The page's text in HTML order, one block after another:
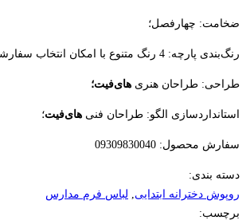
ضخامت: چهارفصل؛
رنگ‌بندی پارچه: 4 رنگ متنوع با امکان انتخاب سفارشی رنگ محصول؛
طراحی: طراحان هنری های‌فیت؛
استانداردسازی الگو: طراحان فنی های‌فیت؛
سفارش محصول: 09309830040
دسته بندی:
روپوش دخترانه ابتدایی, لباس فرم مدارس
برچسب: